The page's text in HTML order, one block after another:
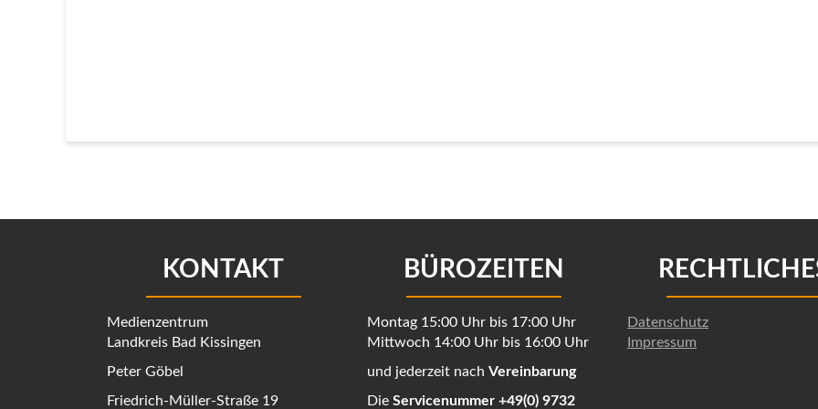
KONTAKT
Medienzentrum
Landkreis Bad Kissingen
Peter Göbel
Friedrich-Müller-Straße 19
BÜROZEITEN
Montag 15:00 Uhr bis 17:00 Uhr
Mittwoch 14:00 Uhr bis 16:00 Uhr
und jederzeit nach Vereinbarung
Die Servicenummer +49(0) 9732
Datenschutz
Impressum